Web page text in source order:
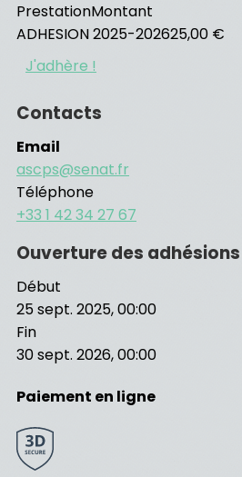
PrestationMontant
ADHESION 2025-202625,00 €
J'adhère !
Contacts
Email
ascps@senat.fr
Téléphone
+33 1 42 34 27 67
Ouverture des adhésions
Début
25 sept. 2025, 00:00
Fin
30 sept. 2026, 00:00
Paiement en ligne